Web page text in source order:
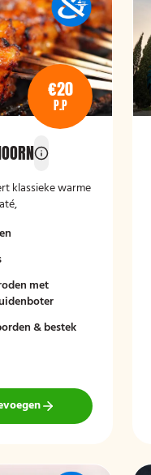
€20
P.P
klassieke warme
als
rijst en
met frisse
en vers
voor een
met
& bestek